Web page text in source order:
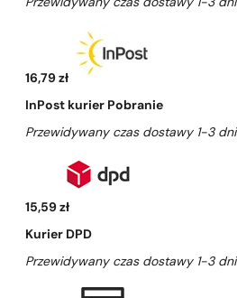
Przewidywany czas dostawy 1-3 dni
16,79 zł
InPost kurier Pobranie
Przewidywany czas dostawy 1-3 dni
15,59 zł
Kurier DPD
Przewidywany czas dostawy 1-3 dni